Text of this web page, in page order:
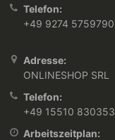
Telefon:
+49 9274 5759790
Adresse:
ONLINESHOP SRL
Telefon:
+49 15510 830353
Arbeitszeitplan: